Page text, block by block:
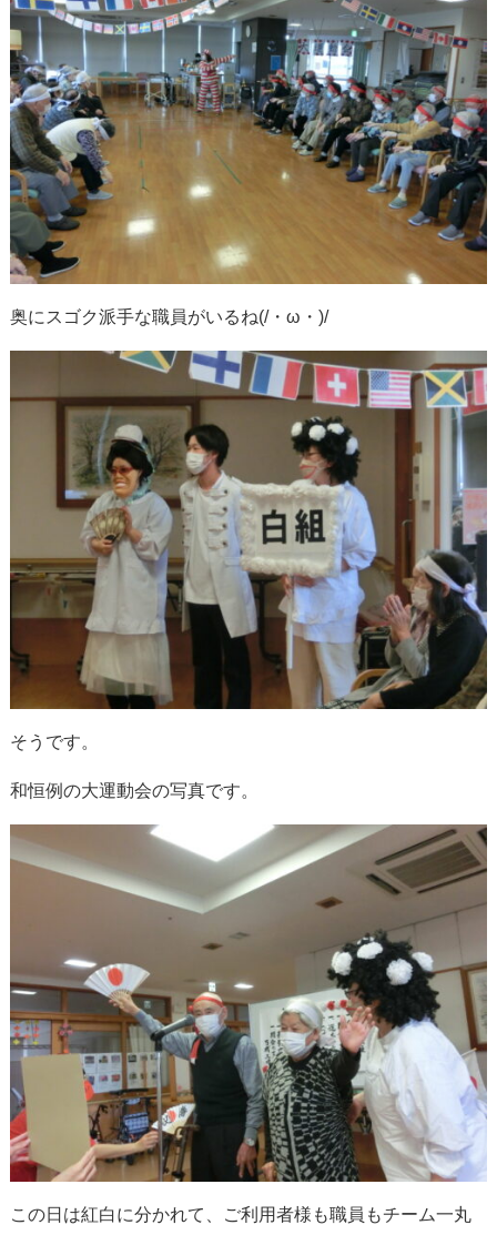
奥にスゴク派手な職員がいるね(/・ω・)/
そうです。
和恒例の大運動会の写真です。
この日は紅白に分かれて、ご利用者様も職員もチーム一丸